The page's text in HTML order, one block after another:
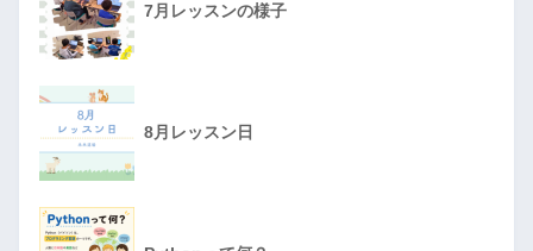
7月レッスンの様子
8月レッスン日